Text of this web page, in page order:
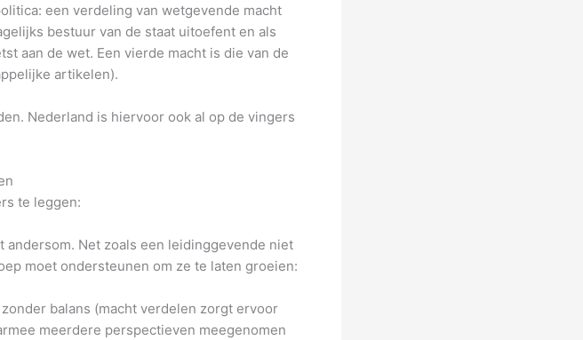
een verdeling van wetgevende macht
bestuur van de staat uitoefent en als
aan de wet. Een vierde macht is die van de
artikelen).
Nederland is hiervoor ook al op de vingers
te leggen:
Net zoals een leidinggevende niet
moet ondersteunen om ze te laten groeien:
balans (macht verdelen zorgt ervoor
meerdere perspectieven meegenomen